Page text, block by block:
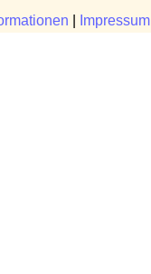
Impressum